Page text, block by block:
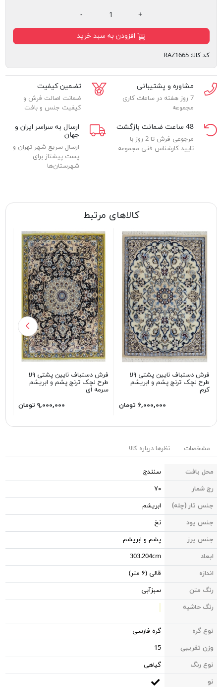
- +
افزودن به سبد خرید
کد کالا: RAZ1665
مشاوره و پشتیبانی
7 روز هفته در ساعات کاری
مجموعه
تضمین کیفیت
ضمانت اصالت فرش و
کیفیت جنس و بافت
48 ساعت ضمانت بازگشت
مرجوعی فرش تا 2 روز با
تایید کارشناس فنی مجموعه
ارسال به سراسر ایران و
جهان
ارسال سریع شهر تهران و
پست پیشتاز برای
شهرستان‌ها
کالاهای مرتبط
فرش دستباف نایین پشتی ۹لا
طرح لچک ترنج پشم و ابریشم
کرم
۶,۰۰۰,۰۰۰ تومان
فرش دستباف نایین پشتی ۹لا
طرح لچک ترنج پشم و ابریشم
سرمه ای
۹,۰۰۰,۰۰۰ تومان
مشخصات نظرها درباره کالا
محل بافت
سنندج
رج شمار
۷۰
جنس تار (چله)
ابریشم
جنس پود
نخ
جنس پرز
پشم و ابریشم
ابعاد
303.204cm
اندازه
قالی (۶ متر)
رنگ متن
سبزآبی
رنگ حاشیه
نوع گره
گره فارسی
وزن تقریبی
15
نوع رنگ
گیاهی
نو